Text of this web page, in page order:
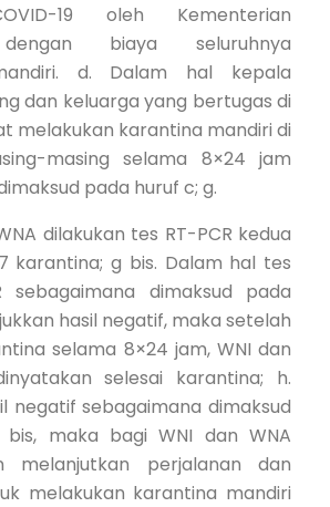
19 oleh Kementerian
biaya seluruhnya
d. Dalam hal kepala
dan keluarga yang bertugas di
melakukan karantina mandiri di
masing selama 8×24 jam
pada huruf c; g.
dilakukan tes RT-PCR kedua
karantina; g bis. Dalam hal tes
sebagaimana dimaksud pada
hasil negatif, maka setelah
selama 8×24 jam, WNI dan
selesai karantina; h.
negatif sebagaimana dimaksud
maka bagi WNI dan WNA
melanjutkan perjalanan dan
melakukan karantina mandiri